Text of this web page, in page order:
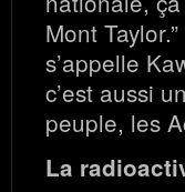
Mont
s’appelle
c’est aussi
peuple, les
La